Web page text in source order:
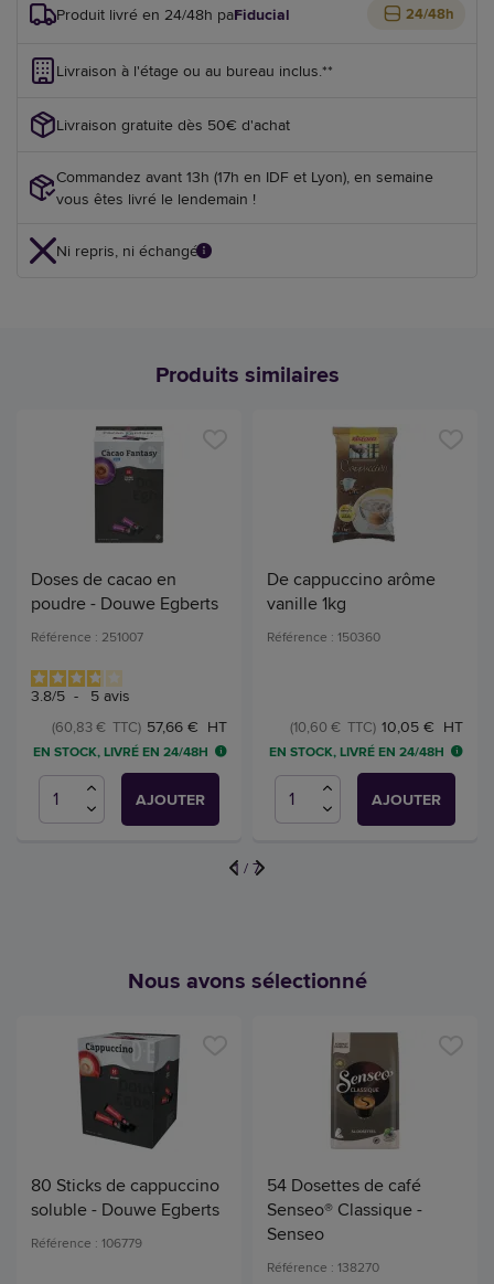
Produit livré en 24/48h parFiducial 24/48h
Livraison à l'étage ou au bureau inclus.**
Livraison gratuite dès 50€ d'achat
Commandez avant 13h (17h en IDF et Lyon), en semaine
vous êtes livré le lendemain !
Ni repris, ni échangé
Produits similaires
Doses de cacao en
poudre - Douwe Egberts
Référence : 251007
3.8/5 - 5 avis
57,66 € HT
(60,83 € TTC)
EN STOCK, LIVRÉ EN 24/48H
AJOUTER
De cappuccino arôme
vanille 1kg
Référence : 150360
10,05 € HT
(10,60 € TTC)
EN STOCK, LIVRÉ EN 24/48H
AJOUTER
1 / 7
Nous avons sélectionné
80 Sticks de cappuccino
soluble - Douwe Egberts
Référence : 106779
54 Dosettes de café
Senseo® Classique -
Senseo
Référence : 138270